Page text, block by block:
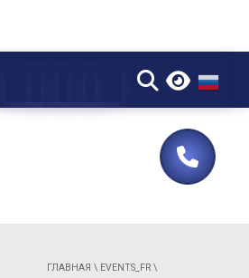
▼
ГЛАВНАЯ \ EVENTS_FR \